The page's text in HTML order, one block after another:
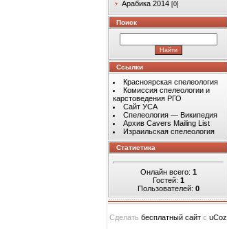
Арабика 2014 [0]
Поиск
Ссылки
Красноярская спелеология
Комиссия спелеологии и
карстоведения РГО
Сайт УСА
Спелеология — Википедия
Архив Cavers Mailing List
Израильская спелеология
Статистика
Онлайн всего: 1
Гостей: 1
Пользователей: 0
Сделать бесплатный сайт с uCoz